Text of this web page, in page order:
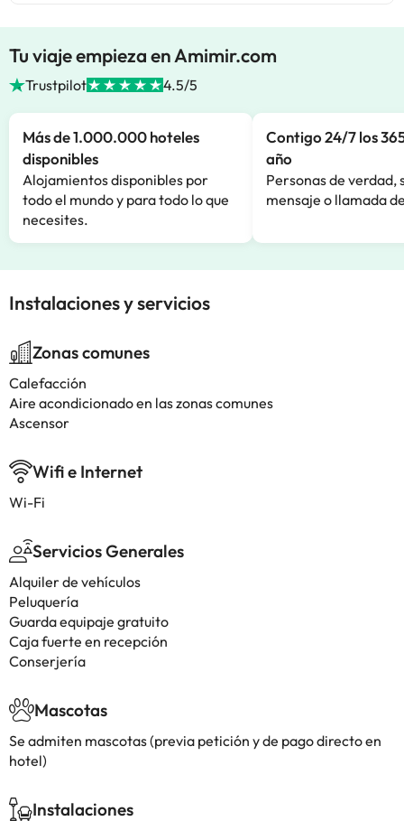
Tu viaje empieza en Amimir.com
Trustpilot 4.5/5
Más de 1.000.000 hoteles
disponibles
Alojamientos disponibles por
todo el mundo y para todo lo que
necesites.
Contigo 24/7 los
año
Personas de verdad,
mensaje o llamada
Instalaciones y servicios
Zonas comunes
Calefacción
Aire acondicionado en las zonas comunes
Ascensor
Wifi e Internet
Wi-Fi
Servicios Generales
Alquiler de vehículos
Peluquería
Guarda equipaje gratuito
Caja fuerte en recepción
Conserjería
Mascotas
Se admiten mascotas (previa petición y de pago directo en
hotel)
Instalaciones